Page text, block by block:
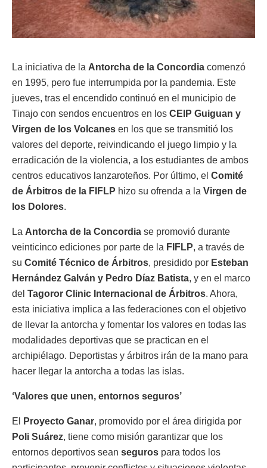
La iniciativa de la Antorcha de la Concordia comenzó
en 1995, pero fue interrumpida por la pandemia. Este
jueves, tras el encendido continuó en el municipio de
Tinajo con sendos encuentros en los CEIP Guiguan y
Virgen de los Volcanes en los que se transmitió los
valores del deporte, reivindicando el juego limpio y la
erradicación de la violencia, a los estudiantes de ambos
centros educativos lanzaroteños. Por último, el Comité
de Árbitros de la FIFLP hizo su ofrenda a la Virgen de
los Dolores.
La Antorcha de la Concordia se promovió durante
veinticinco ediciones por parte de la FIFLP, a través de
su Comité Técnico de Árbitros, presidido por Esteban
Hernández Galván y Pedro Díaz Batista, y en el marco
del Tagoror Clinic Internacional de Árbitros. Ahora,
esta iniciativa implica a las federaciones con el objetivo
de llevar la antorcha y fomentar los valores en todas las
modalidades deportivas que se practican en el
archipiélago. Deportistas y árbitros irán de la mano para
hacer llegar la antorcha a todas las islas.
‘Valores que unen, entornos seguros’
El Proyecto Ganar, promovido por el área dirigida por
Poli Suárez, tiene como misión garantizar que los
entornos deportivos sean seguros para todos los